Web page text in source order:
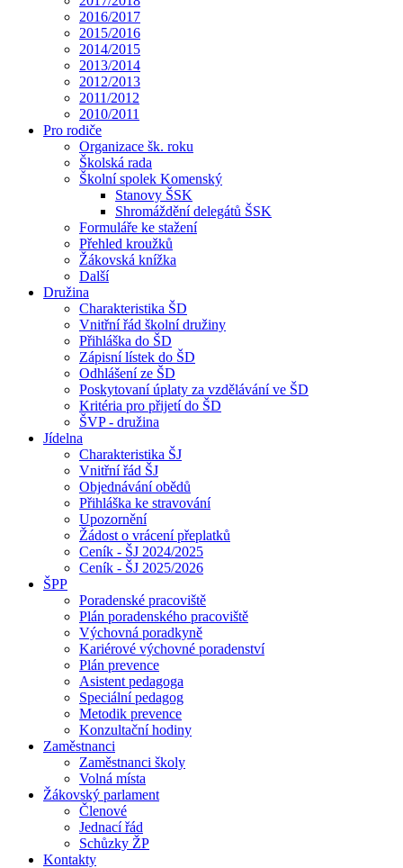
2016/2017
2015/2016
2014/2015
2013/2014
2012/2013
2011/2012
2010/2011
Pro rodiče
Organizace šk. roku
Školská rada
Školní spolek Komenský
Stanovy ŠSK
Shromáždění delegátů ŠSK
Formuláře ke stažení
Přehled kroužků
Žákovská knížka
Další
Družina
Charakteristika ŠD
Vnitřní řád školní družiny
Přihláška do ŠD
Zápisní lístek do ŠD
Odhlášení ze ŠD
Poskytovaní úplaty za vzdělávání ve ŠD
Kritéria pro přijetí do ŠD
ŠVP - družina
Jídelna
Charakteristika ŠJ
Vnitřní řád ŠJ
Objednávání obědů
Přihláška ke stravování
Upozornění
Žádost o vrácení přeplatků
Ceník - ŠJ 2024/2025
Ceník - ŠJ 2025/2026
ŠPP
Poradenské pracoviště
Plán poradenského pracoviště
Výchovná poradkyně
Kariérové výchovné poradenství
Plán prevence
Asistent pedagoga
Speciální pedagog
Metodik prevence
Konzultační hodiny
Zaměstnanci
Zaměstnanci školy
Volná místa
Žákovský parlament
Členové
Jednací řád
Schůzky ŽP
Kontakty